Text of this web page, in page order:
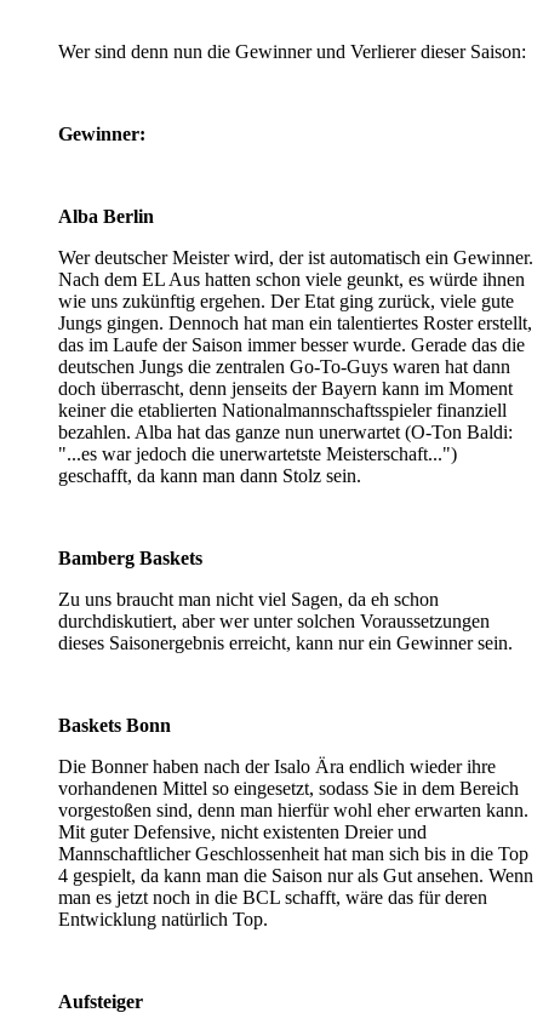
Wer sind denn nun die Gewinner und Verlierer dieser Saison:
Gewinner:
Alba Berlin
Wer deutscher Meister wird, der ist automatisch ein Gewinner.
Nach dem EL Aus hatten schon viele geunkt, es würde ihnen
wie uns zukünftig ergehen. Der Etat ging zurück, viele gute
Jungs gingen. Dennoch hat man ein talentiertes Roster erstellt,
das im Laufe der Saison immer besser wurde. Gerade das die
deutschen Jungs die zentralen Go-To-Guys waren hat dann
doch überrascht, denn jenseits der Bayern kann im Moment
keiner die etablierten Nationalmannschaftsspieler finanziell
bezahlen. Alba hat das ganze nun unerwartet (O-Ton Baldi:
"...es war jedoch die unerwartetste Meisterschaft...")
geschafft, da kann man dann Stolz sein.
Bamberg Baskets
Zu uns braucht man nicht viel Sagen, da eh schon
durchdiskutiert, aber wer unter solchen Voraussetzungen
dieses Saisonergebnis erreicht, kann nur ein Gewinner sein.
Baskets Bonn
Die Bonner haben nach der Isalo Ära endlich wieder ihre
vorhandenen Mittel so eingesetzt, sodass Sie in dem Bereich
vorgestoßen sind, denn man hierfür wohl eher erwarten kann.
Mit guter Defensive, nicht existenten Dreier und
Mannschaftlicher Geschlossenheit hat man sich bis in die Top
4 gespielt, da kann man die Saison nur als Gut ansehen. Wenn
man es jetzt noch in die BCL schafft, wäre das für deren
Entwicklung natürlich Top.
Aufsteiger